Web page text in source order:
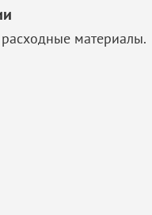
материалы.